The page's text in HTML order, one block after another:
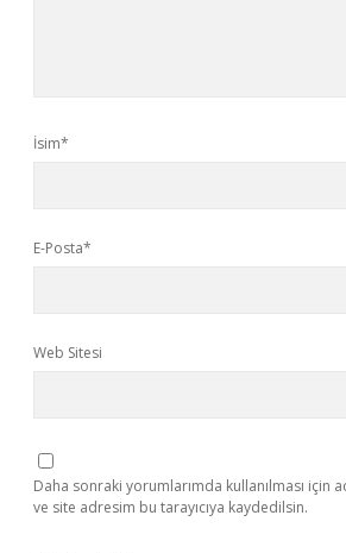
İsim*
E-Posta*
Web Sitesi
Daha sonraki yorumlarımda kullanılması için
ve site adresim bu tarayıcıya kaydedilsin.